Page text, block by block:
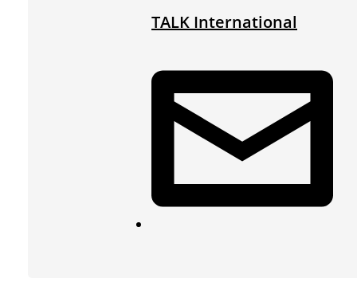
TALK International